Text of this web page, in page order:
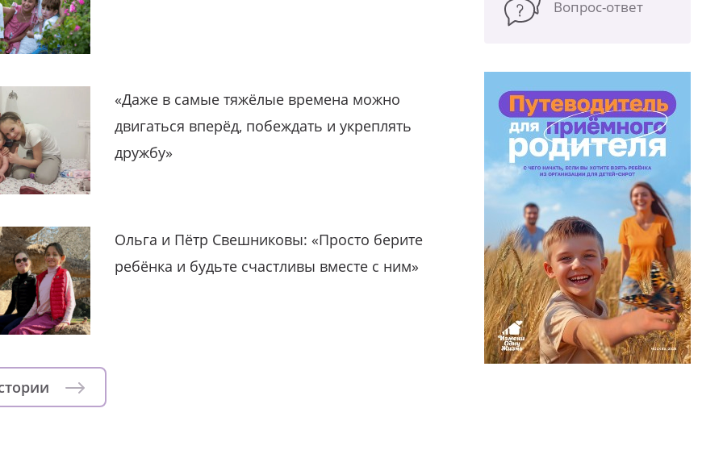
«Даже в самые тяжёлые времена можно
двигаться вперёд, побеждать и укреплять
дружбу»
Ольга и Пётр Свешниковы: «Просто берите
ребёнка и будьте счастливы вместе с ним»
Вопрос-ответ